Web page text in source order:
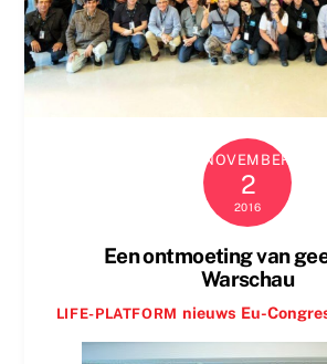
NOVEMBER
2
2016
Een ontmoeting van
Warschau
LIFE-PLATFORM nieuws Eu-